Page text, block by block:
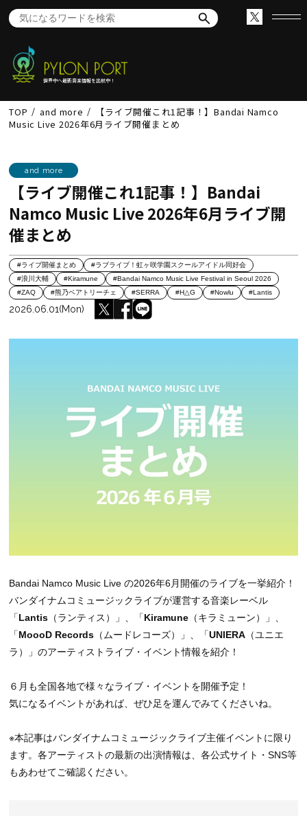
世界中へ最新音楽情報を出航中！
TOP and more
【ライブ開催これ1記事！】Bandai Namco
Music Live 2026年6月ライブ開催まとめ
and more
【ライブ開催これ1記事！】Bandai
Namco Music Live 2026年6月ライブ開
催まとめ
#ライブ開催まとめ
#ラブライブ！虹ヶ咲学園スクールアイドル同好会
#浪川大輔
#Kiramune
#Bandai Namco Music Live Festival in Seoul 2026
#ZAQ
#熊乃ベアトリーチェ #SERRA #H△G #Nowlu #Lantis
2026.06.01(Mon)
Bandai Namco Music Live の2026年6月開催のライブを一挙紹介！
バンダイナムコミュージックライブが運営する音楽レーベル
「Lantis （ランティス）」、「Kiramune （キラミューン）」、
「MoooD Records （ムードレコーズ）」、「UNIERA （ユニエ
ラ）」のアーティストライブ・イベント情報を紹介！
６月も全国各地で様々なライブ・イベントを開催予定！
気になるイベントがあれば、ぜひ足を運んでみてくださいね。
※本記事はバンダイナムコミュージックライブ主催イベントに限り
ます。各アーティストの最新の出演情報は、各公式サイト・SNS等
もあわせてご確認ください。